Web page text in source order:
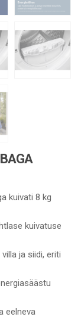
kuivati 8 kg
kuivatuse
ja siidi, eriti
eelneva